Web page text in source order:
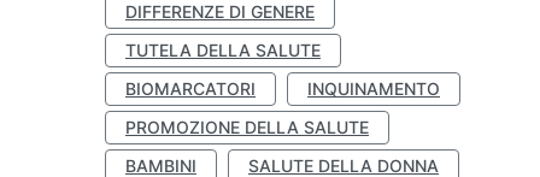
DIFFERENZE DI GENERE
TUTELA DELLA SALUTE
BIOMARCATORI
INQUINAMENTO
PROMOZIONE DELLA SALUTE
BAMBINI
SALUTE DELLA DONNA